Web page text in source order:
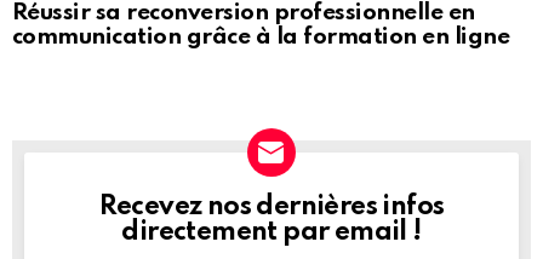
Réussir sa reconversion professionnelle en
communication grâce à la formation en ligne
NEWSLETTER
Recevez nos dernières infos
directement par email !